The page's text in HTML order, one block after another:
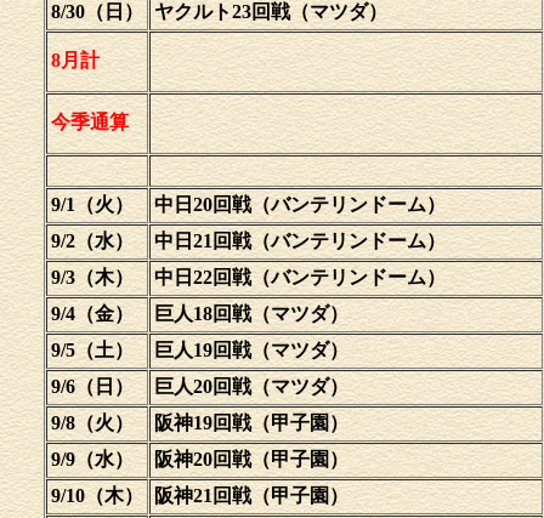
8/30（日） ヤクルト23回戦（マツダ）
8月計
今季通算
9/1（火）
中日20回戦（バンテリンドーム）
9/2（水）
中日21回戦（バンテリンドーム）
9/3（木）
中日22回戦（バンテリンドーム）
9/4（金）
巨人18回戦（マツダ）
9/5（土）
巨人19回戦（マツダ）
9/6（日）
巨人20回戦（マツダ）
9/8（火）
阪神19回戦（甲子園）
9/9（水）
阪神20回戦（甲子園）
9/10（木）
阪神21回戦（甲子園）